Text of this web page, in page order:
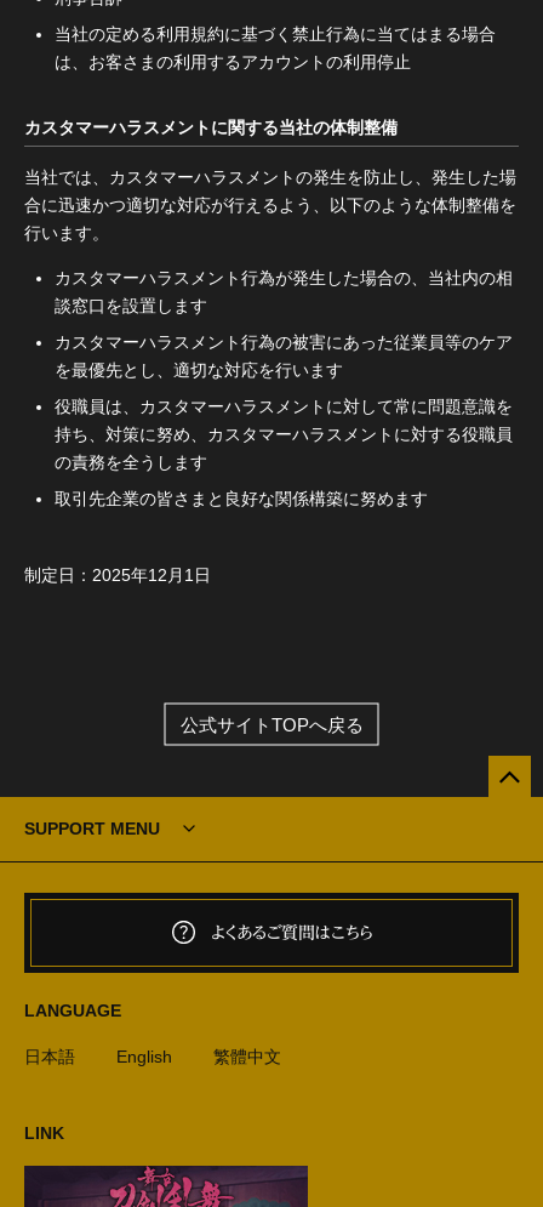
当社の定める利用規約に基づく禁止行為に当てはまる場合
は、お客さまの利用するアカウントの利用停止
カスタマーハラスメントに関する当社の体制整備
当社では、カスタマーハラスメントの発生を防止し、発生した場
合に迅速かつ適切な対応が行えるよう、以下のような体制整備を
行います。
カスタマーハラスメント行為が発生した場合の、当社内の相
談窓口を設置します
カスタマーハラスメント行為の被害にあった従業員等のケア
を最優先とし、適切な対応を行います
役職員は、カスタマーハラスメントに対して常に問題意識を
持ち、対策に努め、カスタマーハラスメントに対する役職員
の責務を全うします
取引先企業の皆さまと良好な関係構築に努めます
制定日：2025年12月1日
公式サイトTOPへ戻る
SUPPORT MENU
よくあるご質問はこちら
LANGUAGE
日本語 English 繁體中文
LINK